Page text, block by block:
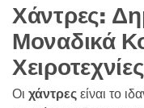
o
d
u
c
t
s
Χάντρες:
Μοναδικά
Χειροτεχνίες
Οι χάντρεςείναι το